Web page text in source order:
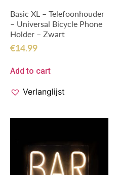
Basic XL – Telefoonhouder
– Universal Bicycle Phone
Holder – Zwart
€14.99
Add to cart
Verlanglijst